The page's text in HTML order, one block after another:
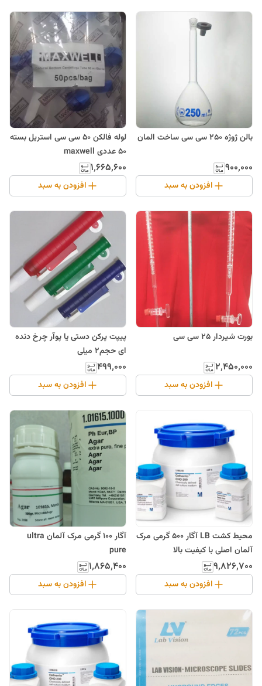
بالن ژوژه 250 سی سی ساخت المان
۹۰۰٬۰۰۰
افزودن به سبد
لوله فالکن 50 سی سی استریل بسته
50 عددی maxwell
۱٬۶۶۵٬۶۰۰
افزودن به سبد
بورت شیردار 25 سی سی
۲٬۴۵۰٬۰۰۰
افزودن به سبد
پیپت پرکن دستی یا پوآر چرخ دنده
ای حجم2 میلی
۴۹۹٬۰۰۰
افزودن به سبد
محیط کشت LB آگار 500 گرمی مرک
آلمان اصلی با کیفیت بالا
۹٬۸۲۶٬۷۰۰
افزودن به سبد
آگار 100 گرمی مرک آلمان ultra
pure
۱٬۸۶۵٬۴۰۰
افزودن به سبد